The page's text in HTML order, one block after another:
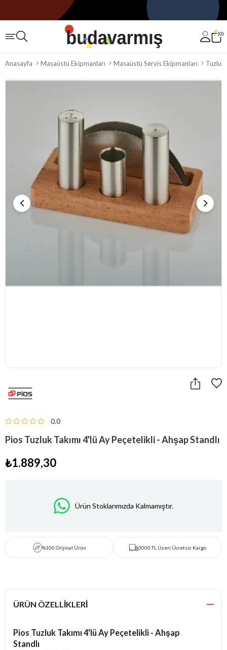
0
Anasayfa Masaüstü Ekipmanları Masaüstü Servis Ekipmanları
0.0
Pios Tuzluk Takımı 4'lü Ay Peçetelikli - Ahşap Standlı
₺1.889,30
Ürün Stoklarımızda Kalmamıştır.
%100 Orijinal Ürün 3000 TL Üzeri Ücretsiz Kargo
ÜRÜN ÖZELLIKLERI
Pios Tuzluk Takımı 4'lü Ay Peçetelikli - Ahşap
Standlı